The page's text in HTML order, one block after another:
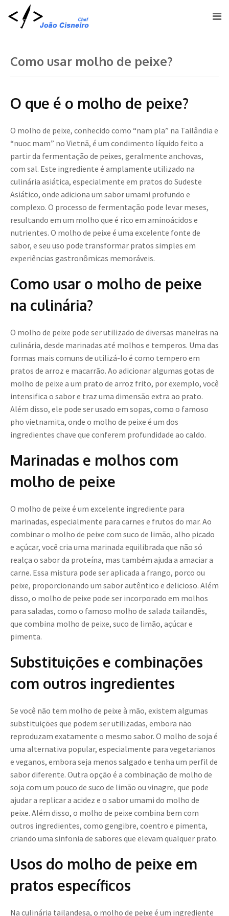
Como usar molho de peixe?
O que é o molho de peixe?
O molho de peixe, conhecido como “nam pla” na Tailândia e
“nuoc mam” no Vietnã, é um condimento líquido feito a
partir da fermentação de peixes, geralmente anchovas,
com sal. Este ingrediente é amplamente utilizado na
culinária asiática, especialmente em pratos do Sudeste
Asiático, onde adiciona um sabor umami profundo e
complexo. O processo de fermentação pode levar meses,
resultando em um molho que é rico em aminoácidos e
nutrientes. O molho de peixe é uma excelente fonte de
sabor, e seu uso pode transformar pratos simples em
experiências gastronômicas memoráveis.
Como usar o molho de peixe
na culinária?
O molho de peixe pode ser utilizado de diversas maneiras na
culinária, desde marinadas até molhos e temperos. Uma das
formas mais comuns de utilizá-lo é como tempero em
pratos de arroz e macarrão. Ao adicionar algumas gotas de
molho de peixe a um prato de arroz frito, por exemplo, você
intensifica o sabor e traz uma dimensão extra ao prato.
Além disso, ele pode ser usado em sopas, como o famoso
pho vietnamita, onde o molho de peixe é um dos
ingredientes chave que conferem profundidade ao caldo.
Marinadas e molhos com
molho de peixe
O molho de peixe é um excelente ingrediente para
marinadas, especialmente para carnes e frutos do mar. Ao
combinar o molho de peixe com suco de limão, alho picado
e açúcar, você cria uma marinada equilibrada que não só
realça o sabor da proteína, mas também ajuda a amaciar a
carne. Essa mistura pode ser aplicada a frango, porco ou
peixe, proporcionando um sabor autêntico e delicioso. Além
disso, o molho de peixe pode ser incorporado em molhos
para saladas, como o famoso molho de salada tailandês,
que combina molho de peixe, suco de limão, açúcar e
pimenta.
Substituições e combinações
com outros ingredientes
Se você não tem molho de peixe à mão, existem algumas
substituições que podem ser utilizadas, embora não
reproduzam exatamente o mesmo sabor. O molho de soja é
uma alternativa popular, especialmente para vegetarianos
e veganos, embora seja menos salgado e tenha um perfil de
sabor diferente. Outra opção é a combinação de molho de
soja com um pouco de suco de limão ou vinagre, que pode
ajudar a replicar a acidez e o sabor umami do molho de
peixe. Além disso, o molho de peixe combina bem com
outros ingredientes, como gengibre, coentro e pimenta,
criando uma sinfonia de sabores que elevam qualquer prato.
Usos do molho de peixe em
pratos específicos
Na culinária tailandesa, o molho de peixe é um ingrediente